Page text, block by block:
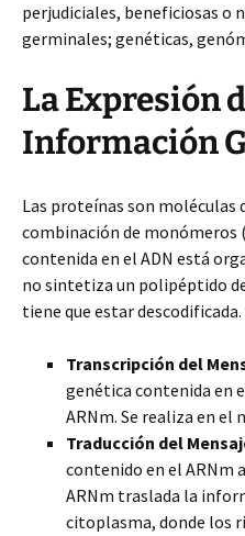
perjudiciales, beneficiosas o
germinales; genéticas,
La Expresión
Información
Las proteínas son moléculas
combinación de monómeros
contenida en el ADN está
no sintetiza un polipéptido
tiene que estar
Transcripción del
genética contenida en
ARNm. Se realiza en el
Traducción del
contenido en el ARNm
ARNm traslada la
citoplasma, donde los